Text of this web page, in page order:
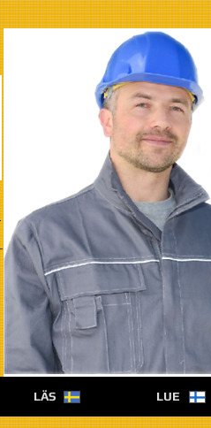
LÄS LUE